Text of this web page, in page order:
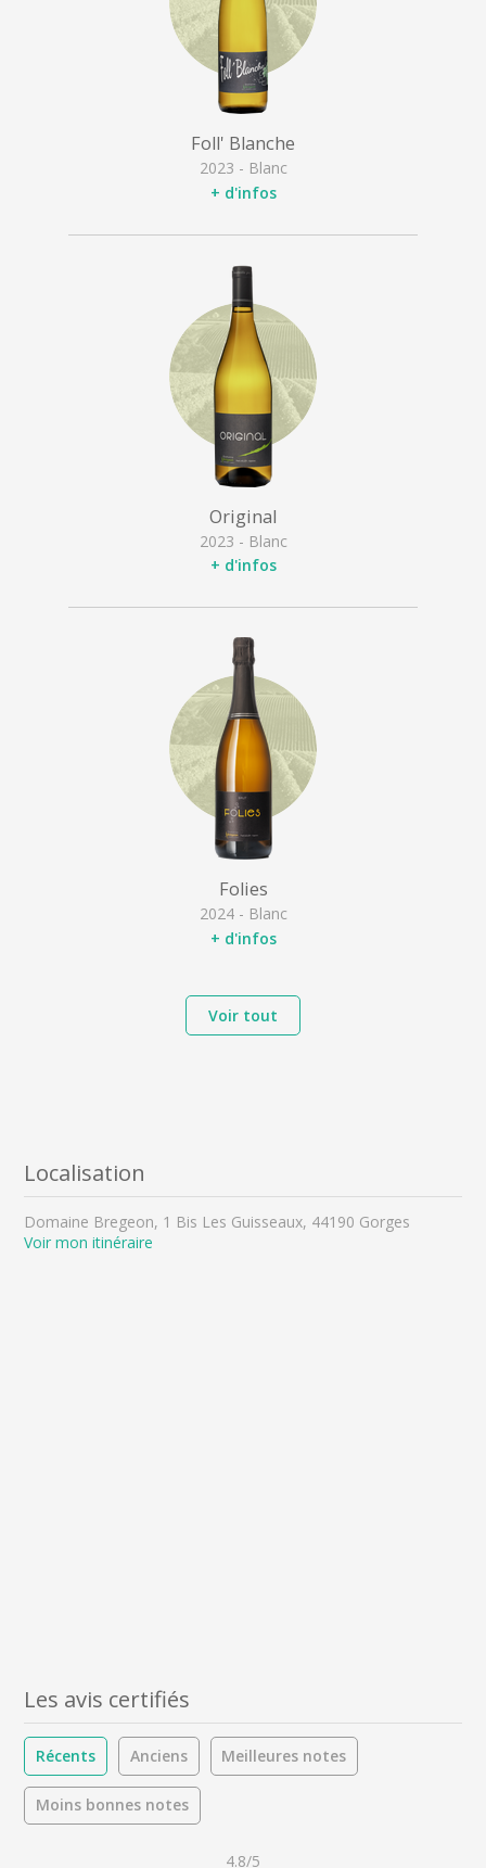
Foll' Blanche
2023 - Blanc
+ d'infos
Original
2023 - Blanc
+ d'infos
Folies
2024 - Blanc
+ d'infos
Voir tout
Localisation
Domaine Bregeon, 1 Bis Les Guisseaux, 44190 Gorges
Voir mon itinéraire
Les avis certifiés
Récents Anciens Meilleures notes
Moins bonnes notes
4.8/5